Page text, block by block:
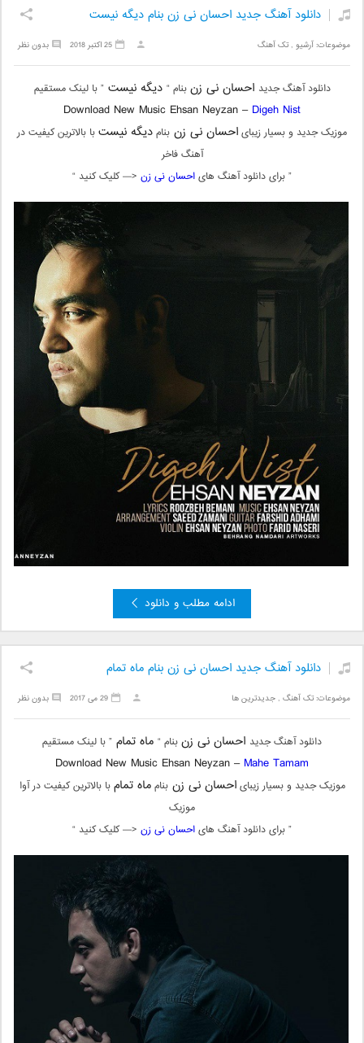
دانلود آهنگ جدید احسان نی زن بنام دیگه نیست
موضوعات:آرشیو ,تک آهنگ بدون نظر 25 اکتبر 2018
دانلود آهنگ جدید احسان نی زنبنام “ دیگه نیست” با لینک مستقیم
Download New Music Ehsan Neyzan – Digeh Nist
موزیک جدید و بسیار زیبایاحسان نی زن بنامدیگه نیستبا بالاترین کیفیت در
آهنگ فاخر
” برای دانلود آهنگ هایاحسان نی زن <— کلیک کنید “
ادامه مطلب و دانلود
دانلود آهنگ جدید احسان نی زن بنام ماه تمام
موضوعات:تک آهنگ ,جدیدترین ها بدون نظر 29 می 2017
دانلود آهنگ جدید احسان نی زنبنام “ ماه تمام ” با لینک مستقیم
Download New Music Ehsan Neyzan – Mahe Tamam
موزیک جدید و بسیار زیبایاحسان نی زنبنامماه تمامبا بالاترین کیفیت در آوا
موزیک
” برای دانلود آهنگ هایاحسان نی زن <— کلیک کنید “